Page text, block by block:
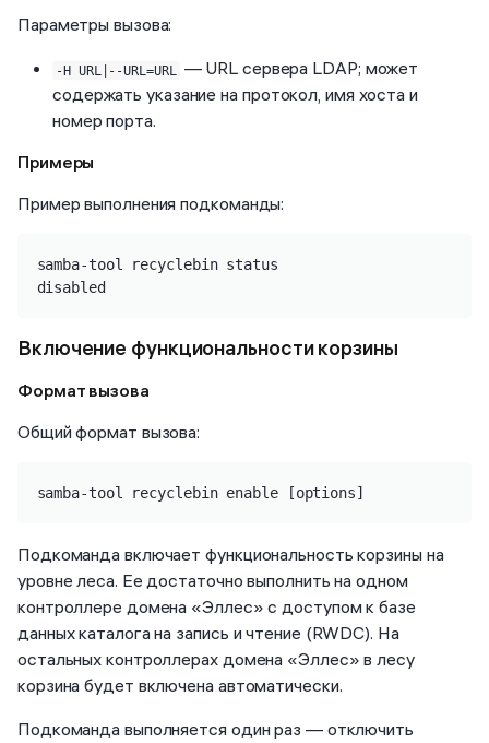
Параметры вызова:
-H URL|--URL=URL
— URL сервера LDAP; может
содержать указание на протокол, имя хоста и
номер порта.
Примеры
Пример выполнения подкоманды:
samba-tool recyclebin status
disabled
Включение функциональности корзины
Формат вызова
Общий формат вызова:
samba-tool recyclebin enable [options]
Подкоманда включает функциональность корзины на
уровне леса. Ее достаточно выполнить на одном
контроллере домена «Эллес» с доступом к базе
данных каталога на запись и чтение (RWDC). На
остальных контроллерах домена «Эллес» в лесу
корзина будет включена автоматически.
Подкоманда выполняется один раз — отключить